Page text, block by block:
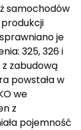
samochodów
je
325, 326 i
zabudową
powstała w
we
z
pojemność